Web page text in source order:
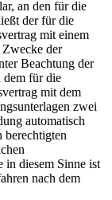
an den für die
der für die
mit einem
der
Beachtung der
dem für die
mit dem
zwei
automatisch
berechtigten
in diesem Sinne ist
nach dem